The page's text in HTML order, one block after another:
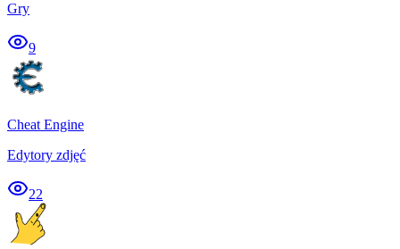
Gry
9
Cheat Engine
Edytory zdjęć
22